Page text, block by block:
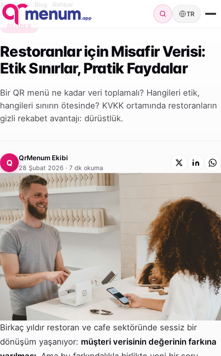
TR
Ana Sayfa Blog Rehber
REHBER
Restoranlar için Misafir Verisi:
Etik Sınırlar, Pratik Faydalar
Bir QR menü ne kadar veri toplamalı? Hangileri etik,
hangileri sınırın ötesinde? KVKK ortamında restoranların
gizli rekabet avantajı: dürüstlük.
Q QrMenum Ekibi
28 Şubat 2026 · 7 dk okuma
Birkaç yıldır restoran ve cafe sektöründe sessiz bir
dönüşüm yaşanıyor: müşteri verisinin değerinin farkına